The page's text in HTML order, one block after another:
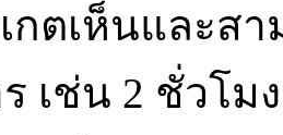
กตเห็นและส
เช่น 2 ชั่วโม